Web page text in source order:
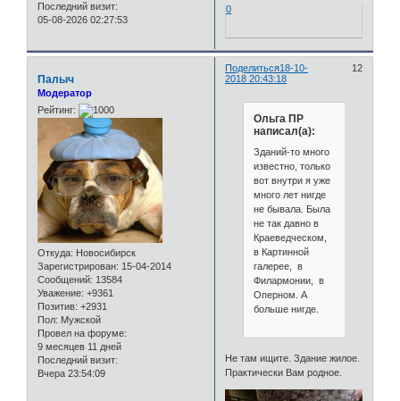
Последний визит:
05-08-2026 02:27:53
0
Поделиться 12
18-10-
2018 20:43:18
Палыч
Модератор
Рейтинг:
Откуда: Новосибирск
Зарегистрирован: 15-04-2014
Сообщений: 13584
Уважение: +9361
Позитив: +2931
Пол: Мужской
Провел на форуме:
9 месяцев 11 дней
Последний визит:
Вчера 23:54:09
Ольга ПР
написал(а):
Зданий-то много
известно, только
вот внутри я уже
много лет нигде
не бывала. Была
не так давно в
Краеведческом,
в Картинной
галерее, в
Филармонии, в
Оперном. А
больше нигде.
Не там ищите. Здание жилое.
Практически Вам родное.